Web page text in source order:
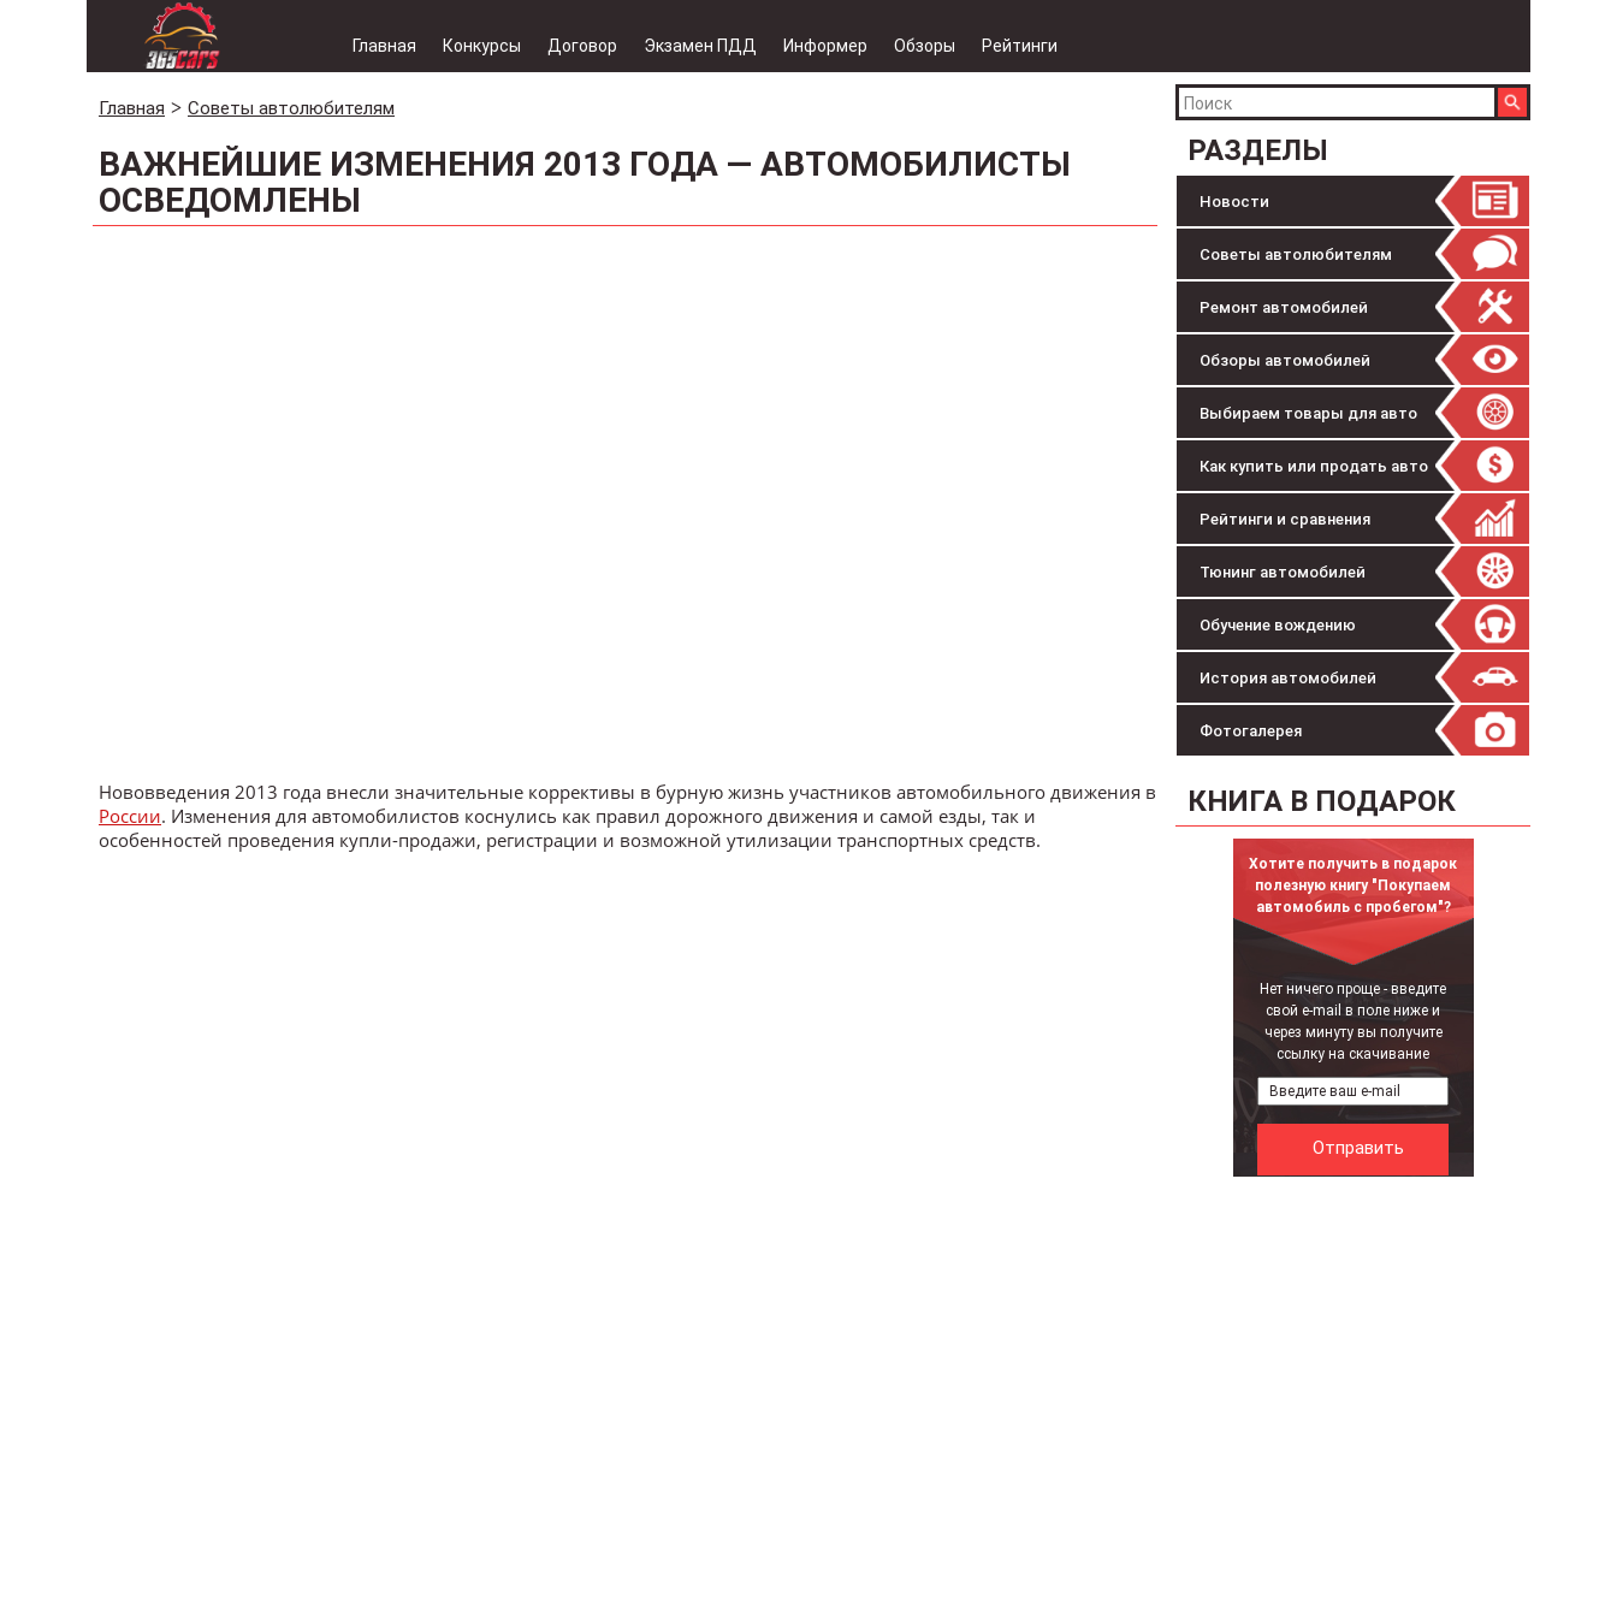
Главная Конкурсы Договор Экзамен ПДД Информер Обзоры Рейтинги
РАЗДЕЛЫ
Новости
Советы автолюбителям
Ремонт автомобилей
Обзоры автомобилей
Выбираем товары для авто
Как купить или продать авто
Рейтинги и сравнения
Тюнинг автомобилей
Обучение вождению
История автомобилей
Фотогалерея
КНИГА В ПОДАРОК
Хотите получить в подарок
полезную книгу "Покупаем
автомобиль с пробегом"?
Нет ничего проще - введите
свой e-mail в поле ниже и
через минуту вы получите
ссылку на скачивание
Главная Советы автолюбителям
ВАЖНЕЙШИЕ ИЗМЕНЕНИЯ 2013 ГОДА — АВТОМОБИЛИСТЫ
ОСВЕДОМЛЕНЫ
Нововведения 2013 года внесли значительные коррективы в бурную жизнь участников автомобильного движения в
России. Изменения для автомобилистов коснулись как правил дорожного движения и самой езды, так и
особенностей проведения купли-продажи, регистрации и возможной утилизации транспортных средств.